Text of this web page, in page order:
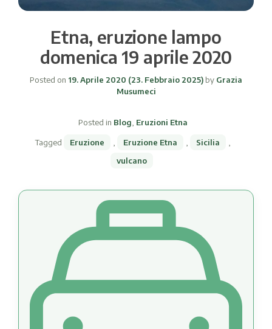
Etna, eruzione lampo
domenica 19 aprile 2020
Posted on 19. Aprile 2020 (23. Febbraio 2025) by Grazia
Musumeci
Posted in Blog Eruzioni Etna
Tagged Eruzione Eruzione Etna Sicilia
vulcano